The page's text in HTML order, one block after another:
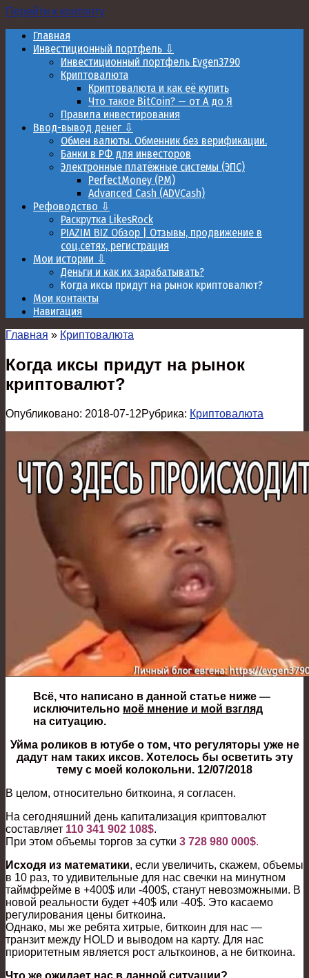
Перейти к контенту
Главная
Инвестиционный портфель ⇩
Инвестиционный портфель Evgen3790
Криптовалюта
Криптовалюта и как её купить
Что такое BitCoin? — от А до Я
Правила инвестирования
Ввод-вывод денег ⇩
Обмен валюты. Обменник без верификации.
Банки в РФ для инвесторов
Электронные платёжные системы (ЭПС)
PerfectMoney (PM)
Advanced Cash (ADVCash)
Рефоводство ⇩
Раскрутка LikesRock
PIAZIM BIZ Обзор | Отзывы, продвижение в
соц.сетях, регистрация
Мои истории ⇩
Деньги и как их зарабатывать?
Когда иксы придут на рынок криптовалют?
Мои контакты
Навигация
Главная » Криптовалюта
Когда иксы придут на рынок
криптовалют?
Опубликовано: 2018-07-12Рубрика: Криптовалюта
Всё, что написано в данной статье ниже —
исключительно моё мнение и мой взгляд
на ситуацию.
Уйма роликов в ютубе о том, что регуляторы уже не
дадут нам таких иксов. Хотелось бы осветить эту
тему с моей колокольни. 12/07/2018
В целом, относительно биткоина, я согласен.
На сегодняшний день капитализация криптовалют
составляет 110 341 902 108$.
При этом объемы торгов за сутки 3 728 980 000$.
Исходя из математики, если увеличить, скажем, объемы
в 10 раз, то удивительные для нас свечки на минутном
таймфрейме в +400$ или -400$, станут невозможными. В
новой реальности будет +40$ или -40$. Это касаемо
регулирования цены биткоина.
Однако, мы же ребята хитрые, биткоин для нас —
транзит между HOLD и выводом на карту. Для нас
приоритетным является рост альткоинов, а не биткоина.
Что же ожидает нас в данной ситуации?